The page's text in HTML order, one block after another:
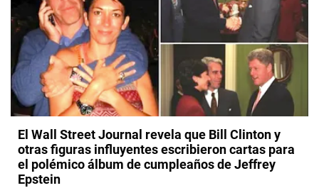
El Wall Street Journal revela que Bill Clinton y
otras figuras influyentes escribieron cartas para
el polémico álbum de cumpleaños de Jeffrey
Epstein